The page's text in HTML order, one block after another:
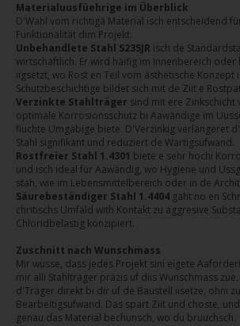
Materialuusfüehrige im Überblick
D'Wahl vom richtigä Material isch entscheidend
Funktionalität dim Projekt.
Unbehandlete Stahl S235JR isch de
wirtschaftlich. Er wird häifig im Innenbereich oder
iigsetzt, wo Rost en Teil vom ästhetische Konzept
Schutzbeschichtige bildet sich mit de Ziit e
Verzinkte Stahlträger sind mit ere Zinkschicht
optimale Korrosionsschutz bi Aawändige im
fiuchte Umgäbige biete. D'Verzinkig verlängeret
Stahl signifikant und reduziert de Wartigsufwand.
Rostfreier Stahl 1.4301 biete e sehr hochi
und isch ideal für Aawändig, wo Hygiene und
stah, wie im Lebensmittelbereich oder in de
Säurebeständiger Stahl 1.4404 gaht no en
chritischs Umfäld with Kontakt zu aggresive
Chloridbelastig konzipiert.
Zuschnitt nach Wunschmass
Mir wüsse, dass jedes Projekt sini eigete
mir alli Stahlträger präzis uf diis Wunschmass zue.
d'Träger direkt bi dir uf de Baustell iisetze, ohni
Bearbeitigsufwand. Das spart Ziit und choste,
genau das Material bechunsch, wo du bruuchsch.